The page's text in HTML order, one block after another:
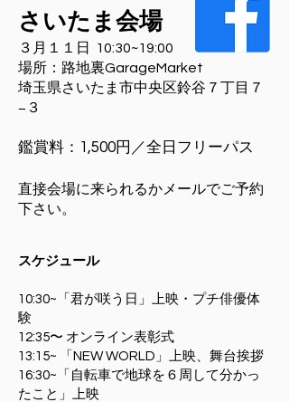
さいたま会場
３月１１日
10:30~19:00
​場所： 路地裏GarageMarket
埼玉県さいたま市中央区鈴谷７丁目７
−３
鑑賞料： 1,500円／全 日フリーパス
直接会場に来られるかメールでご予約
下さい。
スケジュール
10:30~「君が咲う日」上映・プチ俳優体
験
12:35〜 オンライン表彰式
13:15~ 「NEW WORLD」上映、舞台挨拶
16:30~「自転車で地球を６周して分かっ
たこと」上映